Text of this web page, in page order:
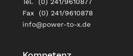
Fax (0) 241/9610878
info@power-to-x.de